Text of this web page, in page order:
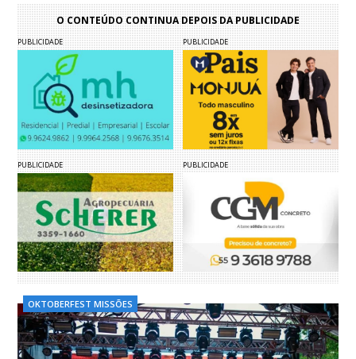
O CONTEÚDO CONTINUA DEPOIS DA PUBLICIDADE
PUBLICIDADE PUBLICIDADE
PUBLICIDADE PUBLICIDADE
OKTOBERFEST MISSÕES